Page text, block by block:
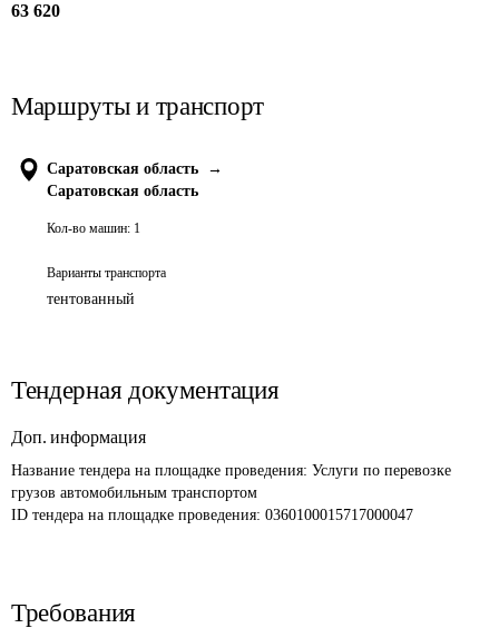
63 620
Маршруты и транспорт
Саратовская область
→
Саратовская область
Кол-во машин: 1
Варианты транспорта
тентованный
Тендерная документация
Доп. информация
Название тендера на площадке проведения: Услуги по перевозке
грузов автомобильным транспортом
ID тендера на площадке проведения: 0360100015717000047
Требования